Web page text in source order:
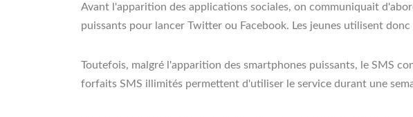
Avant l'apparition des applications sociales, on communiquait
puissants pour lancer Twitter ou Facebook. Les jeunes utilisent
Toutefois, malgré l'apparition des smartphones puissants, le SMS
forfaits SMS illimités permettent d'utiliser le service durant une